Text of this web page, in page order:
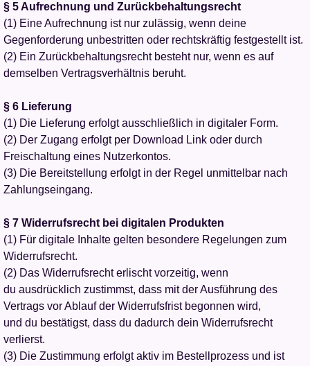
§ 5 Aufrechnung und Zurückbehaltungsrecht
(1) Eine Aufrechnung ist nur zulässig, wenn deine
Gegenforderung unbestritten oder rechtskräftig festgestellt ist.
(2) Ein Zurückbehaltungsrecht besteht nur, wenn es auf
demselben Vertragsverhältnis beruht.
§ 6 Lieferung
(1) Die Lieferung erfolgt ausschließlich in digitaler Form.
(2) Der Zugang erfolgt per Download Link oder durch
Freischaltung eines Nutzerkontos.
(3) Die Bereitstellung erfolgt in der Regel unmittelbar nach
Zahlungseingang.
§ 7 Widerrufsrecht bei digitalen Produkten
(1) Für digitale Inhalte gelten besondere Regelungen zum
Widerrufsrecht.
(2) Das Widerrufsrecht erlischt vorzeitig, wenn
du ausdrücklich zustimmst, dass mit der Ausführung des
Vertrags vor Ablauf der Widerrufsfrist begonnen wird,
und du bestätigst, dass du dadurch dein Widerrufsrecht
verlierst.
(3) Die Zustimmung erfolgt aktiv im Bestellprozess und ist